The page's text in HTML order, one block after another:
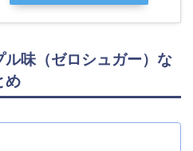
ル味（ゼロシュガー）な
め